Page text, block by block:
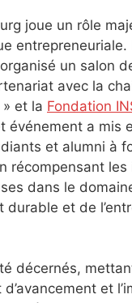
joue un rôle
entrepreneuriale.
un salon
avec la
» et la Fondation
événement a mis
et alumni à
récompensant les
dans le
durable et de
décernés,
d’avancement et